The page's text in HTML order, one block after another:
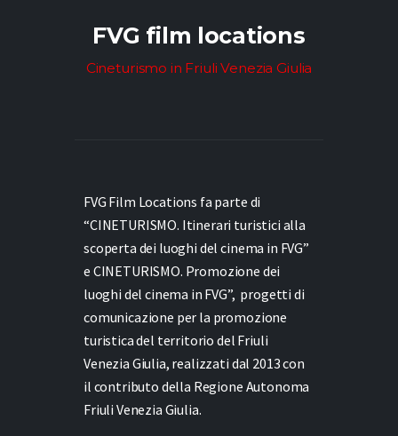
FVG film locations
Cineturismo in Friuli Venezia Giulia
FVG Film Locations fa parte di
“CINETURISMO. Itinerari turistici alla
scoperta dei luoghi del cinema in FVG”
e CINETURISMO. Promozione dei
luoghi del cinema in FVG”, progetti di
comunicazione per la promozione
turistica del territorio del Friuli
Venezia Giulia, realizzati dal 2013 con
il contributo della Regione Autonoma
Friuli Venezia Giulia.